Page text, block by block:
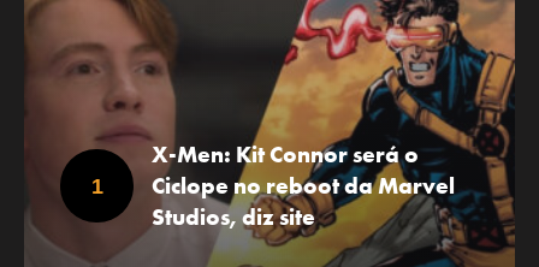
X-Men: Kit Connor será o
Ciclope no reboot da Marvel
Studios, diz site